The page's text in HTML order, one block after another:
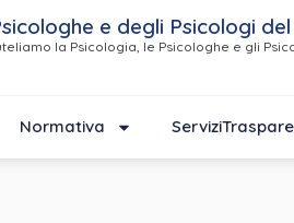
e degli Psicologi
la Psicologia, le Psicologhe e gli
Normativa Servizi